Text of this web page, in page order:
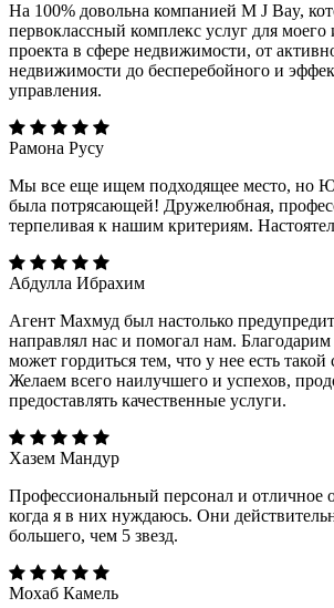
На 100% довольна компанией M J Bay,
первоклассный комплекс услуг для
проекта в сфере недвижимости, от
недвижимости до бесперебойного и
управления.
Рамона Русу
Мы все еще ищем подходящее место, но
была потрясающей! Дружелюбная,
терпеливая к нашим критериям.
Абдулла Ибрахим
Агент Махмуд был настолько
направлял нас и помогал нам.
может гордиться тем, что у нее есть
Желаем всего наилучшего и успехов,
предоставлять качественные услуги.
Хазем Мандур
Профессиональный персонал и отличное
когда я в них нуждаюсь. Они
большего, чем 5 звезд.
Мохаб Камель